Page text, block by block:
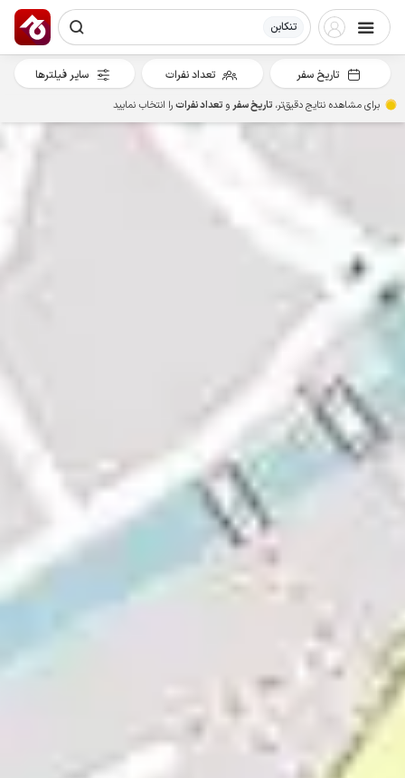
تنکابن
تاریخ سفر تعداد نفرات سایر فیلترها
برای مشاهده نتایج دقیق‌تر، تاریخ سفرو تعداد نفراترا انتخاب نمایید